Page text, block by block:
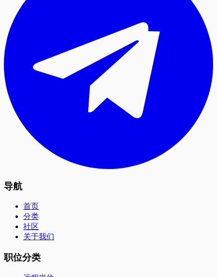
导航
首页
分类
社区
关于我们
职位分类